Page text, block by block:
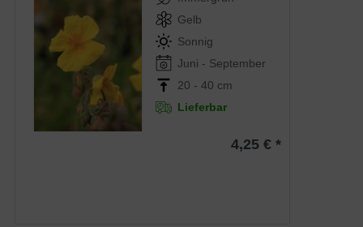
Gelb
Sonnig
Juni - September
20 - 40 cm
Lieferbar
4,25 € *